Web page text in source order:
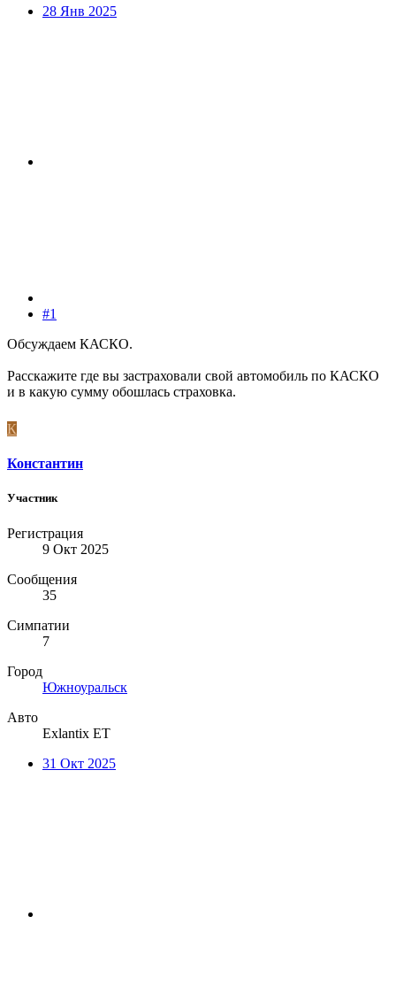
28 Янв 2025
#1
Обсуждаем КАСКО.
Расскажите где вы застраховали свой автомобиль по КАСКО
и в какую сумму обошлась страховка.
К
Константин
Участник
Регистрация
9 Окт 2025
Сообщения
35
Симпатии
7
Город
Южноуральск
Авто
Exlantix ET
31 Окт 2025